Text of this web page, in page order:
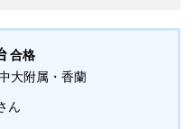
かったと心から実感しまし
合格
大附属・香蘭